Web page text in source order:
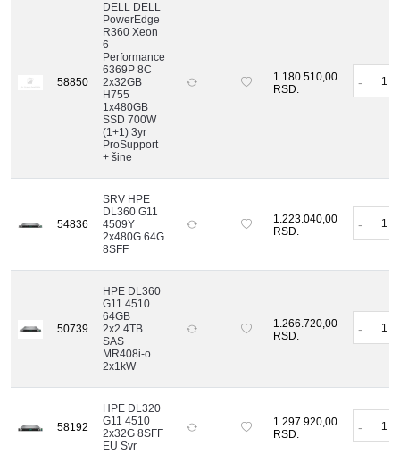
58850
DELL DELL
PowerEdge
R360 Xeon
6
Performance
6369P 8C
2x32GB
H755
1x480GB
SSD 700W
(1+1) 3yr
ProSupport
+ šine
1.180.510,00
RSD.
-
54836
SRV HPE
DL360 G11
4509Y
2x480G 64G
8SFF
1.223.040,00
RSD.
-
50739
HPE DL360
G11 4510
64GB
2x2.4TB
SAS
MR408i-o
2x1kW
1.266.720,00
RSD.
-
58192
HPE DL320
G11 4510
2x32G 8SFF
EU Svr
1.297.920,00
RSD.
-